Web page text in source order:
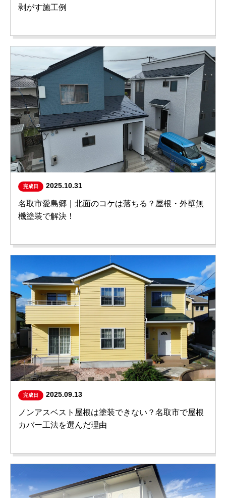
剥がす施工例
完成日 2025.10.31
名取市愛島郷｜北面のコケは落ちる？屋根・外壁無
機塗装で解決！
完成日 2025.09.13
ノンアスベスト屋根は塗装できない？名取市で屋根
カバー工法を選んだ理由